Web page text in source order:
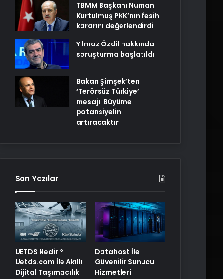
TBMM Başkanı Numan
Kurtulmuş PKK’nın fesih
kararını değerlendirdi
Yılmaz Özdil hakkında
soruşturma başlatıldı
Bakan Şimşek’ten
‘Terörsüz Türkiye’
mesajı: Büyüme
potansiyelini
artıracaktır
Son Yazılar
UETDS Nedir ?
Uetds.com İle Akıllı
Dijital Taşımacılık
Datahost İle
Güvenilir Sunucu
Hizmetleri